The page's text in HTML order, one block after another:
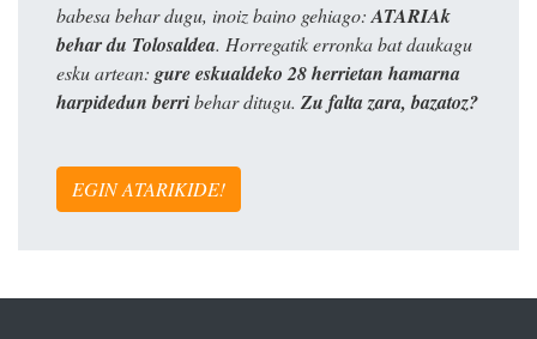
babesa behar dugu, inoiz baino gehiago: ATARIAk
behar du Tolosaldea. Horregatik erronka bat daukagu
esku artean: gure eskualdeko 28 herrietan hamarna
harpidedun berribehar ditugu. Zu falta zara, bazatoz?
EGIN ATARIKIDE!